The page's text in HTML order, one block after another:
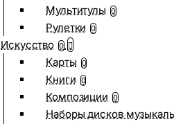
Мультитулы 0
Рулетки 0
Искусство 0
Карты 0
Книги 0
Композиции 0
Наборы дисков